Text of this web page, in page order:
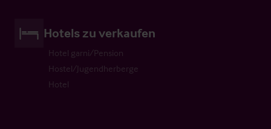
Hotels zu verkaufen
Hotel garni/Pension
Hostel/Jugendherberge
Hotel